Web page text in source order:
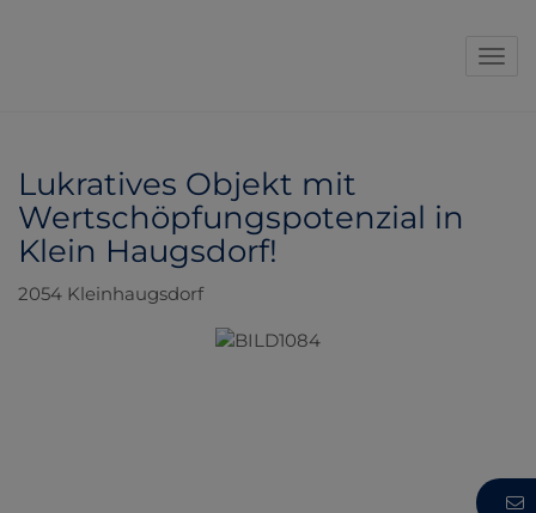
Lukratives Objekt mit
Wertschöpfungspotenzial in
Klein Haugsdorf!
2054 Kleinhaugsdorf